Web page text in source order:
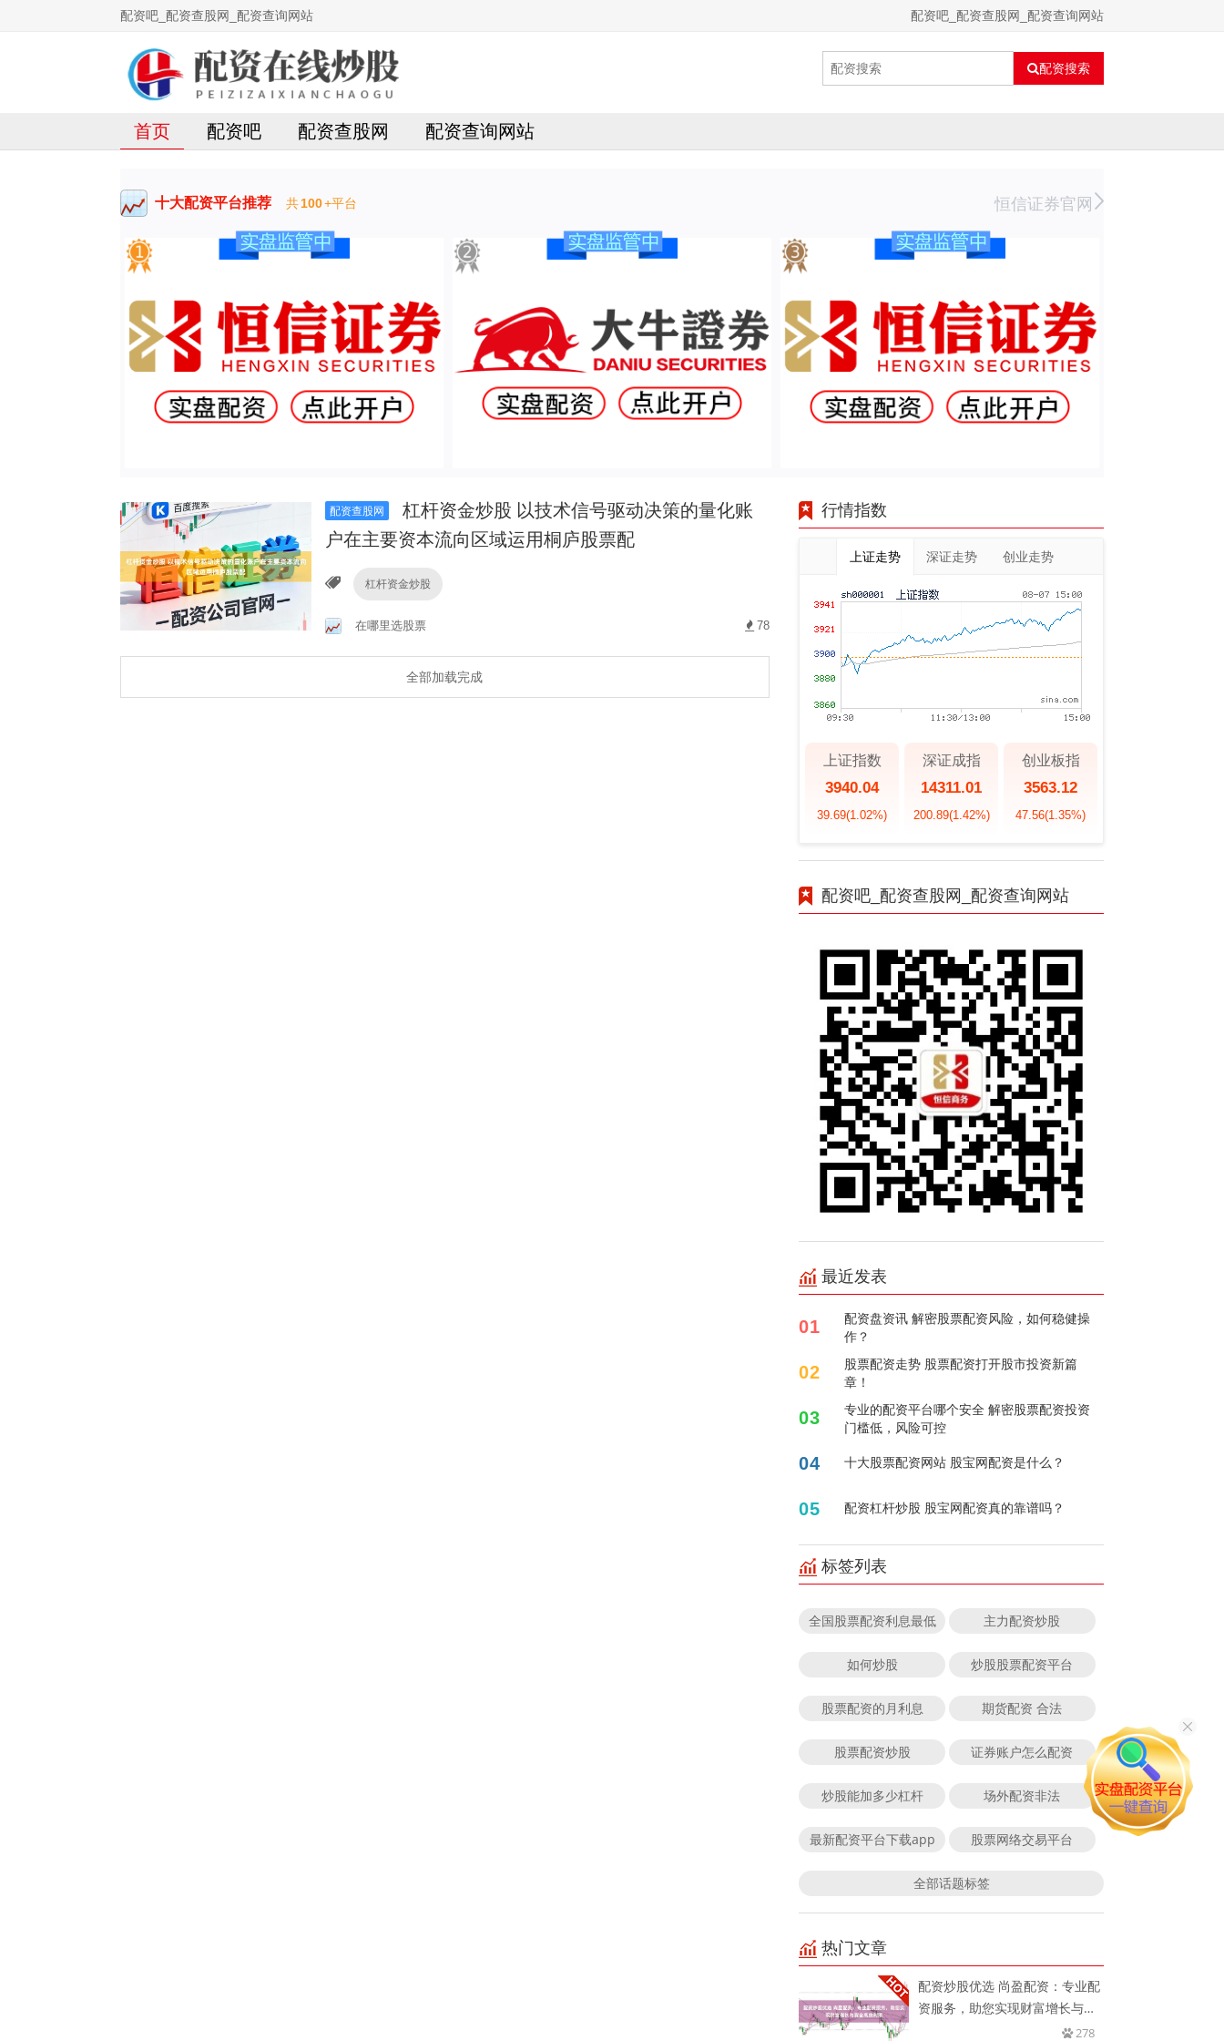
配资吧_配资查股网_配资查询网站 配资吧_配资查股网_配资查询网站
配资搜索
首页 配资吧 配资查股网 配资查询网站
十大配资平台推荐 共100+平台 恒信证券官网
配资查股网
杠杆资金炒股 以技术信号驱动决策的量化账
户在主要资本流向区域运用桐庐股票配
杠杆资金炒股
在哪里选股票 78
全部加载完成
行情指数
上证走势 深证走势 创业走势
上证指数
3940.04
39.69(1.02%)
深证成指
14311.01
200.89(1.42%)
创业板指
3563.12
47.56(1.35%)
配资吧_配资查股网_配资查询网站
最近发表
01
配资盘资讯 解密股票配资风险，如何稳健操
作？
02
股票配资走势 股票配资打开股市投资新篇
章！
03
专业的配资平台哪个安全 解密股票配资投资
门槛低，风险可控
04 十大股票配资网站 股宝网配资是什么？
05 配资杠杆炒股 股宝网配资真的靠谱吗？
标签列表
全国股票配资利息最低 主力配资炒股
如何炒股 炒股股票配资平台
股票配资的月利息 期货配资 合法
股票配资炒股 证券账户怎么配资
炒股能加多少杠杆 场外配资非法
最新配资平台下载app 股票网络交易平台
全部话题标签
热门文章
配资炒股优选 尚盈配资：专业配
资服务，助您实现财富增长与资
278